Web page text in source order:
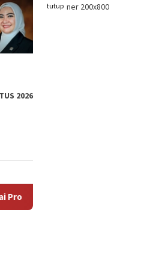
tutup
2026
Dari Hasil Perikanan,